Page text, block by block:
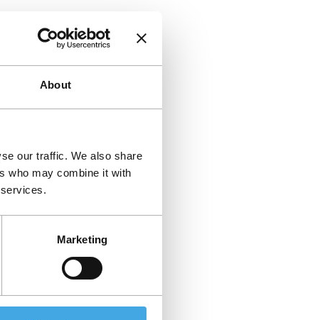
About
our traffic. We also share
who may combine it with
Marketing